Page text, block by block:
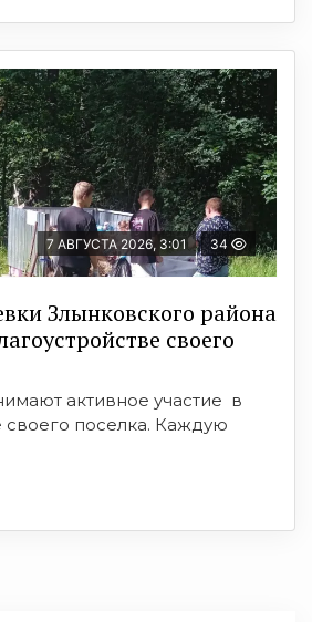
7 АВГУСТА 2026, 3:01 34
Злынковского района
своего
активное участие в
своего поселка. Каждую